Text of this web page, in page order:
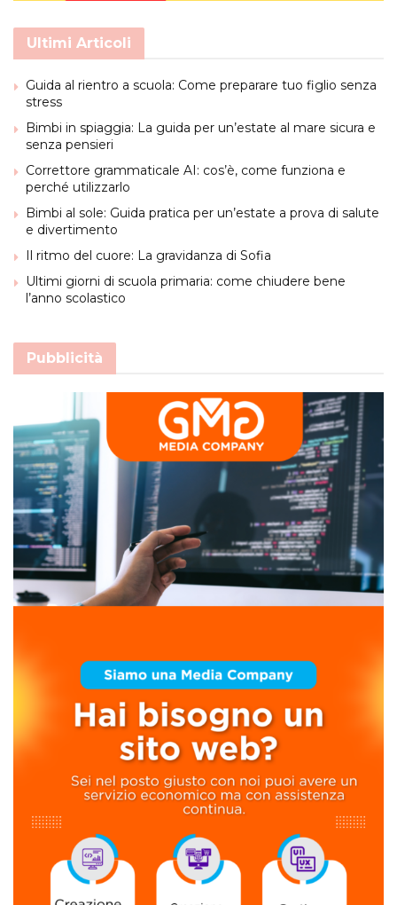
Ultimi Articoli
Guida al rientro a scuola: Come preparare tuo figlio senza
stress
Bimbi in spiaggia: La guida per un’estate al mare sicura e
senza pensieri
Correttore grammaticale AI: cos’è, come funziona e
perché utilizzarlo
Bimbi al sole: Guida pratica per un’estate a prova di salute
e divertimento
Il ritmo del cuore: La gravidanza di Sofia
Ultimi giorni di scuola primaria: come chiudere bene
l’anno scolastico
Pubblicità